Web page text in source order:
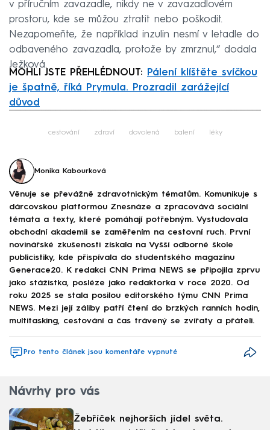
v příručním zavazadle, nikdy ne v zavazadlovém
prostoru, kde se můžou ztratit nebo poškodit.
Nezapomeňte, že například inzulin nesmí v letadle do
odbaveného zavazadla, protože by zmrznul,“ dodala
Ježková.
MOHLI JSTE PŘEHLÉDNOUT:
Pálení klíštěte svíčkou
je špatně, říká Prymula. Prozradil zarážející
důvod
cestování zdraví dovolená balení léky
Monika Kabourková
Věnuje se převážně zdravotnickým tématům. Komunikuje s
dárcovskou platformou Znesnáze a zpracovává sociální
témata a texty, které pomáhají potřebným. Vystudovala
obchodní akademii se zaměřením na cestovní ruch. První
novinářské zkušenosti získala na Vyšší odborné škole
publicistiky, kde přispívala do studentského magazínu
Generace20. K redakci CNN Prima NEWS se připojila zprvu
jako stážistka, posléze jako redaktorka v roce 2020. Od
roku 2025 se stala posilou editorského týmu CNN Prima
NEWS. Mezi její záliby patří čtení do brzkých ranních hodin,
multitasking, cestování a čas trávený se zvířaty a přáteli.
Pro tento článek jsou komentáře vypnuté
Návrhy pro vás
Žebříček nejhorších jídel světa.